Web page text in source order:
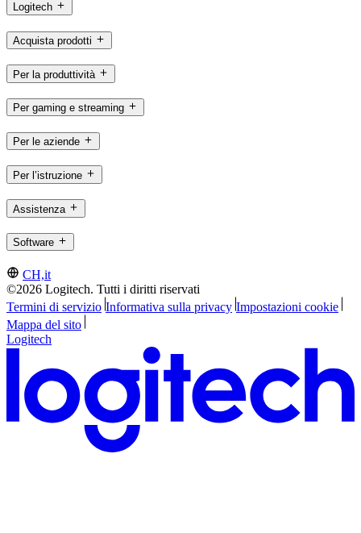
Logitech
Acquista prodotti
Per la produttività
Per gaming e streaming
Per le aziende
Per l’istruzione
Assistenza
Software
CH,it
©2026 Logitech. Tutti i diritti riservati
Termini di servizio Informativa sulla privacy Impostazioni cookie
Mappa del sito
Logitech